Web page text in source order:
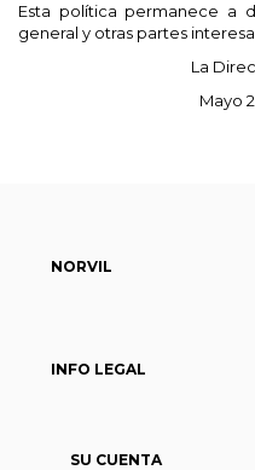
Esta política permanece a
general y otras partes
La
Mayo
NORVIL
INFO LEGAL
SU CUENTA